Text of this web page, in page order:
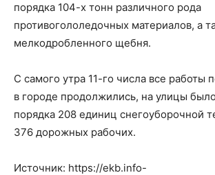
порядка 104-х тонн различного рода
противогололедочных материалов, а
мелкодробленного щебня.
С самого утра 11-го числа все работы
в городе продолжились, на улицы
порядка 208 единиц снегоуборочной
376 дорожных рабочих.
Источник: https://ekb.info-